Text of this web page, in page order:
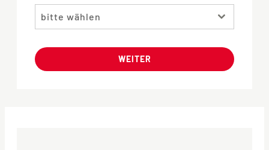
bitte wählen
WEITER